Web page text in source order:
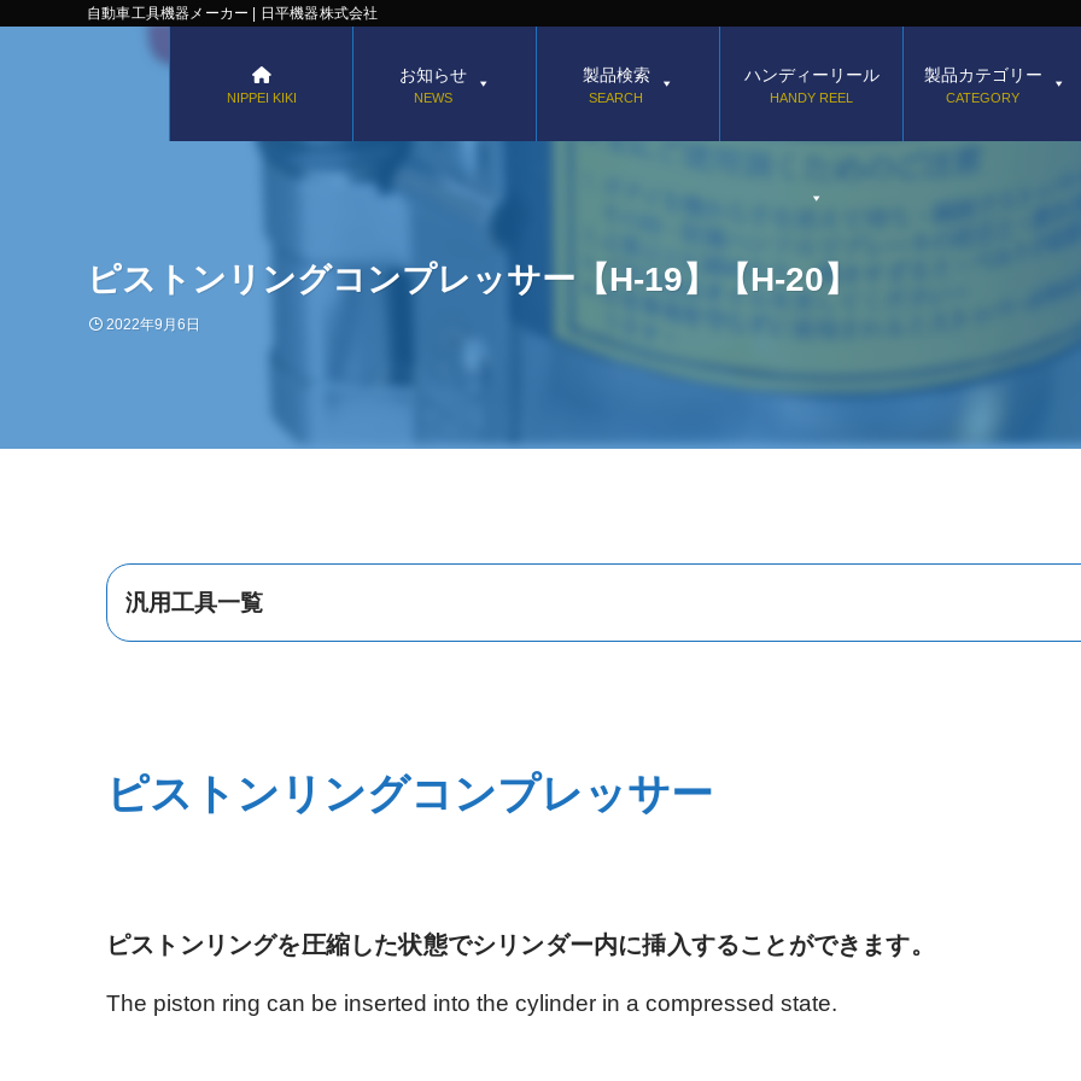
自動車工具機器メーカー | 日平機器株式会社
NIPPEI KIKI
お知らせ
NEWS
製品検索
SEARCH
ハンディーリール
HANDY REEL
製品カテゴリー
CATEGORY
ピストンリングコンプレッサー【H-19】【H-20】
2022年9月6日
汎用工具一覧
ホース脱着 シール・パッキン ツールアタッチメント
ピストンリングコンプレッサー
ピストンリングを圧縮した状態でシリンダー内に挿入することができます。
The piston ring can be inserted into the cylinder in a compressed state.